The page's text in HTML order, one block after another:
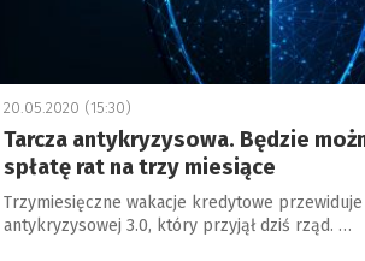
20.05.2020 (15:30)
Tarcza antykryzysowa. Będzie
spłatę rat na trzy miesiące
Trzymiesięczne wakacje kredytowe
antykryzysowej 3.0, który przyjął dziś rząd. …